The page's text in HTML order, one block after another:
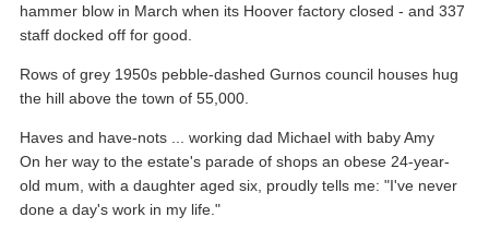
hammer blow in March when its Hoover factory closed - and 337
staff docked off for good.
Rows of grey 1950s pebble-dashed Gurnos council houses hug
the hill above the town of 55,000.
Haves and have-nots ... working dad Michael with baby Amy
On her way to the estate's parade of shops an obese 24-year-
old mum, with a daughter aged six, proudly tells me: "I've never
done a day's work in my life."